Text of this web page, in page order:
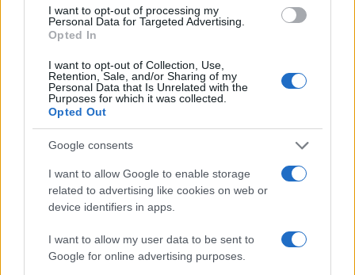
I want to opt-out of processing my
Personal Data for Targeted Advertising.
Opted In
I want to opt-out of Collection, Use,
Retention, Sale, and/or Sharing of my
Personal Data that Is Unrelated with the
Purposes for which it was collected.
Opted Out
Google consents
I want to allow Google to enable storage
related to advertising like cookies on web or
device identifiers in apps.
I want to allow my user data to be sent to
Google for online advertising purposes.
BELLEZZA
Come ottenere labbra perfette con il metodo gym lips
Cristian Castiglioni · 7 Ago 2026